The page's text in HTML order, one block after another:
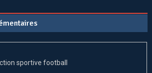
sportive football